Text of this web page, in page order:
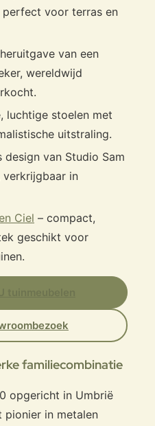
perfect voor terras en
van een
wereldwijd
luchtige stoelen met
uitstraling.
design van Studio Sam
verkrijgbaar in
Ciel – compact,
geschikt voor
familiecombinatie
opgericht in Umbrië
in metalen